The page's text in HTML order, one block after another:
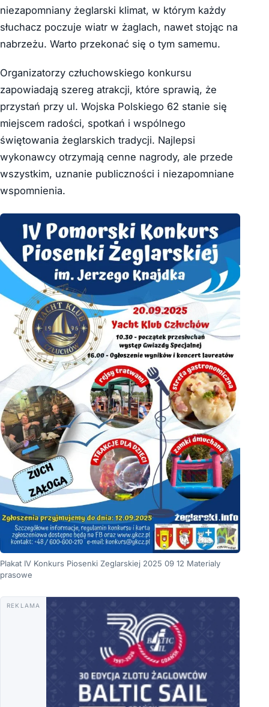
niezapomniany żeglarski klimat, w którym każdy
słuchacz poczuje wiatr w żaglach, nawet stojąc na
nabrzeżu. Warto przekonać się o tym samemu.
Organizatorzy człuchowskiego konkursu
zapowiadają szereg atrakcji, które sprawią, że
przystań przy ul. Wojska Polskiego 62 stanie się
miejscem radości, spotkań i wspólnego
świętowania żeglarskich tradycji. Najlepsi
wykonawcy otrzymają cenne nagrody, ale przede
wszystkim, uznanie publiczności i niezapomniane
wspomnienia.
Plakat IV Konkurs Piosenki Zeglarskiej 2025 09 12 Materialy
prasowe
REKLAMA